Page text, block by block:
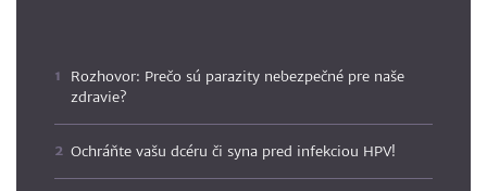
Rozhovor: Prečo sú parazity nebezpečné pre naše
zdravie?
Ochráňte vašu dcéru či syna pred infekciou HPV!